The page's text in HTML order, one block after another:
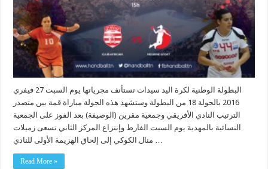
البطولة الوطنية لكرة اليد سيدات تستأنف مجرياتها يوم السبت 27 فيفري
2016 بالجولة 18 من البطولة وستشهد هذه الجولة مباراة قمة بين متصدر
الترتيب النادي الأفريقي وجمعية مقرين (الوصيفة) بعد الفوز على الجمعية
النسائية بالمهدية يوم السبت الفارط وإنتزاع المركز الثاني تسعى زميلات
منال الكوكي إلى إلحاق الهزيمة الأولى للنادي …
Read More »